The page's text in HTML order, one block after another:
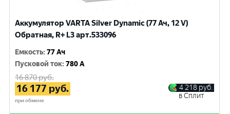
Аккумулятор VARTA Silver Dynamic (77 Ач, 12 V)
Обратная, R+ L3 арт.533096
Емкость:77 Ач
Пусковой ток:780 A
16 870руб.
16 177 руб.
при обмене
4 218 руб.
в Сплит